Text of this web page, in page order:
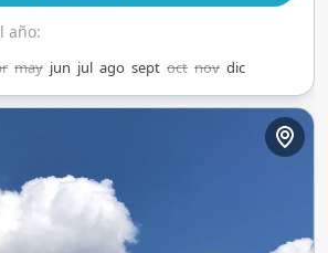
año:
may jun jul ago sept oct nov dic